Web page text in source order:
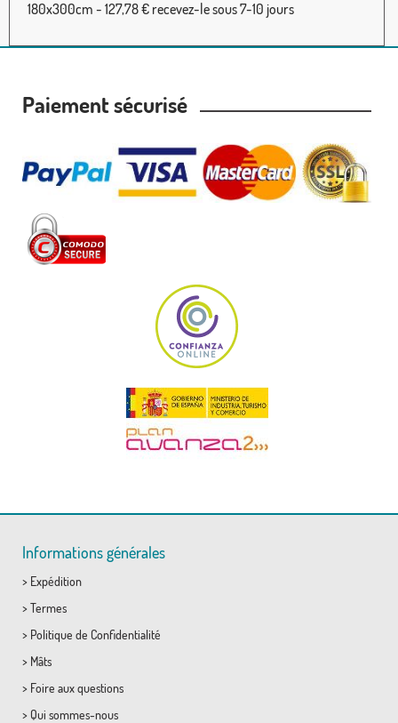
180x300cm - 127,78 € recevez-le sous 7-10 jours
Paiement sécurisé
Informations générales
> Expédition
> Termes
> Politique de Confidentialité
> Mâts
> Foire aux questions
> Qui sommes-nous